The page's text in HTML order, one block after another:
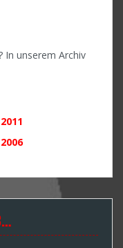
In unserem Archiv